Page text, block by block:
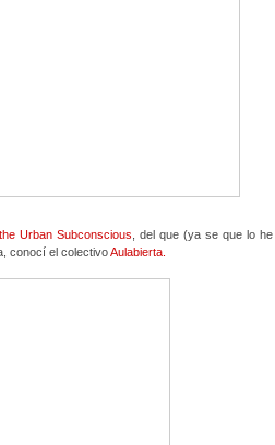
Urban Subconscious , del que (ya se que lo he
conocí el colectivoAulabierta.